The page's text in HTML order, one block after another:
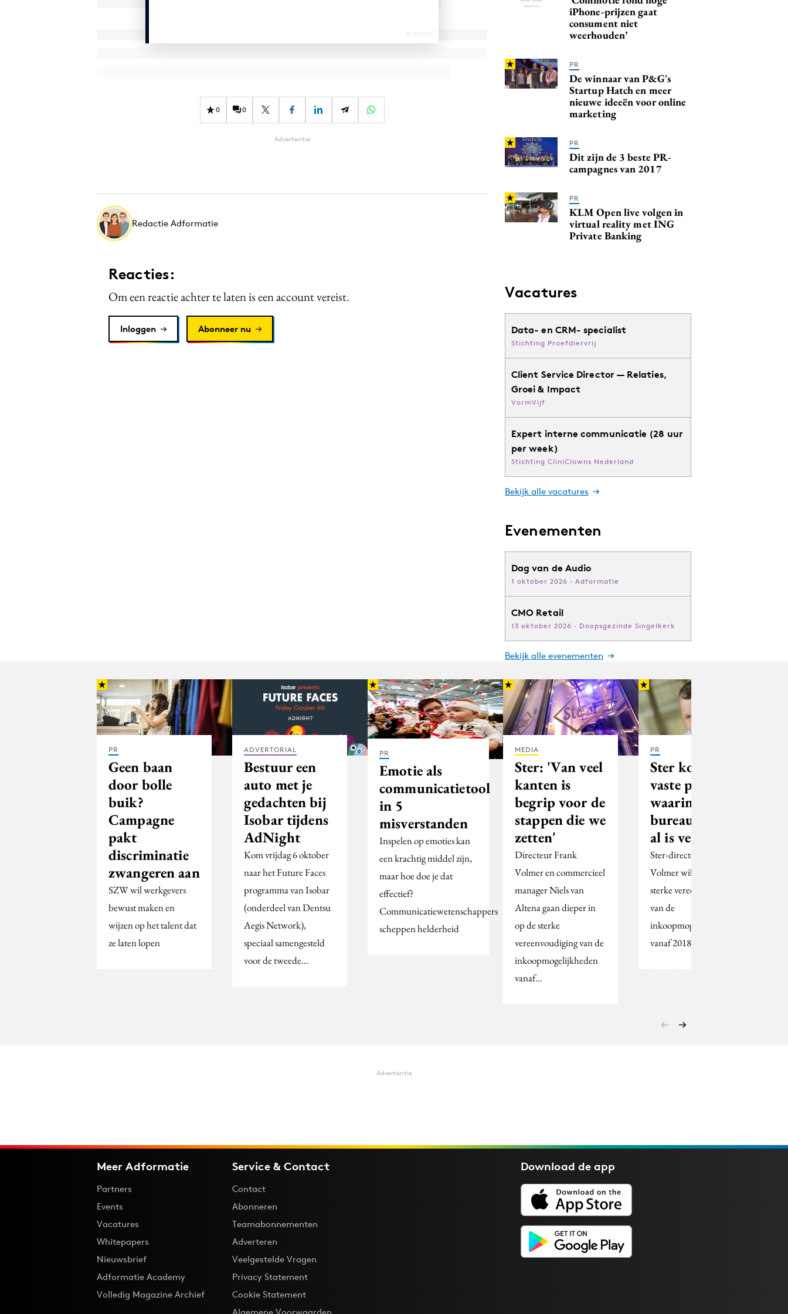
0 0
Advertentie
Redactie Adformatie
Reacties:
Om een reactie achter te laten is een account vereist.
Inloggen Abonneer nu
iPhone-prijzen gaat
consument niet
weerhouden’
PR
De winnaar van P&G's
Startup Hatch en meer
nieuwe ideeën voor online
marketing
PR
Dit zijn de 3 beste PR-
campagnes van 2017
PR
KLM Open live volgen in
virtual reality met ING
Private Banking
Vacatures
Data- en CRM- specialist
Stichting Proefdiervrij
Client Service Director — Relaties,
Groei & Impact
VormVijf
Expert interne communicatie (28 uur
per week)
Stichting CliniClowns Nederland
Bekijk alle vacatures
Evenementen
Dag van de Audio
1 oktober 2026 · Adformatie
CMO Retail
13 oktober 2026 · Doopsgezinde Singelkerk
Bekijk alle evenementen
PR
Geen baan
door bolle
buik?
Campagne
pakt
discriminatie
zwangeren aan
SZW wil werkgevers
bewust maken en
wijzen op het talent dat
ze laten lopen
ADVERTORIAL
Bestuur een
auto met je
gedachten bij
Isobar tijdens
AdNight
Kom vrijdag 6 oktober
naar het Future Faces
programma van Isobar
(onderdeel van Dentsu
Aegis Network),
speciaal samengesteld
voor de tweede…
PR
Emotie als
communicatietool
in 5
misverstanden
Inspelen op emoties kan
een krachtig middel zijn,
maar hoe doe je dat
effectief?
Communicatiewetenschappers
scheppen helderheid
MEDIA
Ster: 'Van veel
kanten is
begrip voor de
stappen die we
zetten'
Directeur Frank
Volmer en commercieel
manager Niels van
Altena gaan dieper in
op de sterke
vereenvoudiging van de
inkoopmogelijkheden
vanaf…
PR
Ster komt met
vaste prijs
waarin
bureaukorting
al is verwerkt
Ster-directeur Frank
Volmer wil naar een
sterke vereenvoudiging
van de
inkoopmogelijkheden
vanaf 2018.
Advertentie
Meer Adformatie
Partners
Events
Vacatures
Whitepapers
Nieuwsbrief
Adformatie Academy
Volledig Magazine Archief
Service & Contact
Contact
Abonneren
Teamabonnementen
Adverteren
Veelgestelde Vragen
Privacy Statement
Cookie Statement
Download deapp